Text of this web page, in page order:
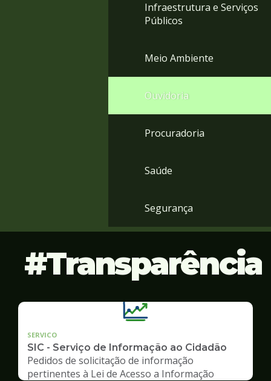
Infraestrutura e Serviços
Públicos
Meio Ambiente
Ouvidoria
Procuradoria
Saúde
Segurança
Transparência
SERVICO
SIC - Serviço de Informação ao Cidadão
Pedidos de solicitação de informação
pertinentes à Lei de Acesso a Informação